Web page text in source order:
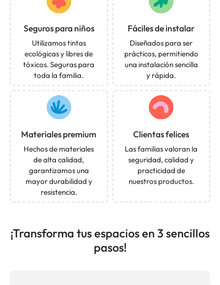
Seguros para niños
Utilizamos tintas
ecológicas y libres de
tóxicos. Seguras para
toda la familia.
Fáciles de instalar
Diseñados para ser
prácticos, permitiendo
una instalación sencilla
y rápida.
Materiales premium
Hechos de materiales
de alta calidad,
garantizamos una
mayor durabilidad y
resistencia.
Clientas felices
Las familias valoran la
seguridad, calidad y
practicidad de
nuestros productos.
¡Transforma tus espacios en 3 sencillos
pasos!